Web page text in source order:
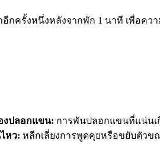
อีกครั้งหนึ่งหลังจากพัก 1 นาที เพื่อคว
งปลอกแขน: การพันปลอกแขนที่แน่นเ
หว: หลีกเลี่ยงการพูดคุยหรือขยับตัว